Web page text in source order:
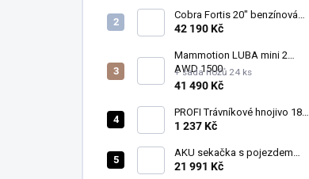
Cobra Fortis 20" benzínová
vřetenová sekačka
42 190 Kč
Mammotion LUBA mini 2
AWD 1500
+ sada nožů 24 ks
41 490 Kč
PROFI Trávníkové hnojivo 18-
06-18+1MgO Léto mini 1-
1 237 Kč
AKU sekačka s pojezdem
LM1914E-SP - sada
21 991 Kč